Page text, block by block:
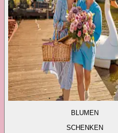
BLUMEN
SCHENKEN